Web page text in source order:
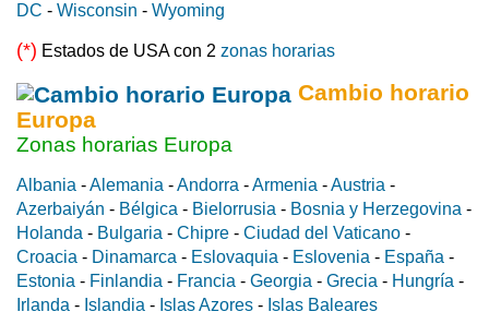
DC - Wisconsin - Wyoming
(*) Estados de USA con 2 zonas horarias
Cambio horario
Europa
Zonas horarias Europa
Albania -Alemania -Andorra -Armenia -Austria -
Azerbaiyán - Bélgica - Bielorrusia - Bosnia y Herzegovina -
Holanda - Bulgaria - Chipre - Ciudad del Vaticano -
Croacia - Dinamarca - Eslovaquia - Eslovenia - España -
Estonia - Finlandia - Francia - Georgia - Grecia - Hungría -
Irlanda - Islandia - Islas Azores - Islas Baleares